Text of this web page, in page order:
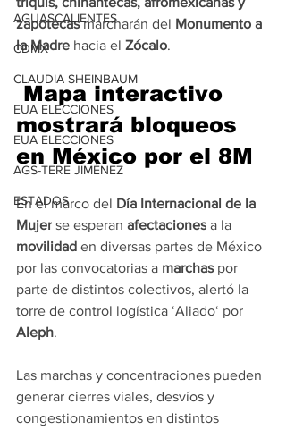
AGUASCALIENTES
CDMX
CLAUDIA SHEINBAUM
EUA ELECCIONES
EUA ELECCIONES
AGS-TERE JIMÉNEZ
ESTADOS
zapotecas marcharán del Monumento a
la Madre hacia el Zócalo.
Mapa interactivo
mostrará bloqueos
en México por el 8M
En el marco del Día Internacional de la
Mujer se esperan afectaciones a la
movilidad en diversas partes de México
por las convocatorias a marchas por
parte de distintos colectivos, alertó la
torre de control logística ‘Aliado‘ por
Aleph.
Las marchas y concentraciones pueden
generar cierres viales, desvíos y
congestionamientos en distintos